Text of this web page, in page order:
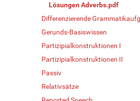
Lösungen Adverbs.pdf
Differenzierende
Gerunds-Basiswissen
Partizipialkonstruktionen I
Partizipialkonstruktionen II
Passiv
Relativsätze